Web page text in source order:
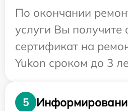
По окончании
услуги Вы
сертификат на
Yukon сроком до 3
5